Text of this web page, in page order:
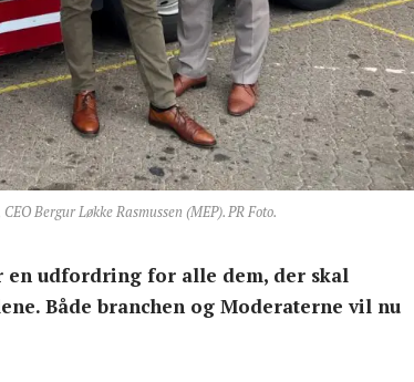
Bergur Løkke Rasmussen (MEP). PR Foto.
en udfordring for alle dem, der skal
Både branchen og Moderaterne vil nu